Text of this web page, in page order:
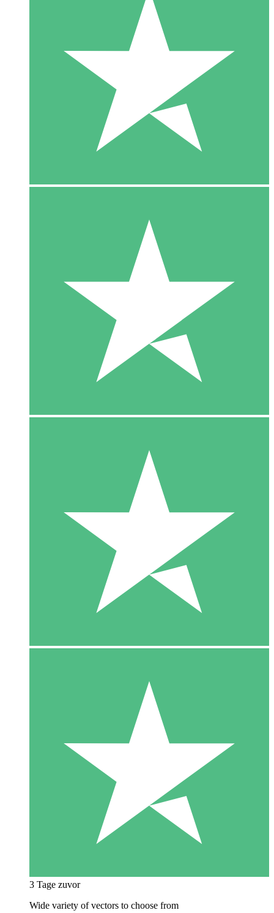
3 Tage zuvor
Wide variety of vectors to choose from